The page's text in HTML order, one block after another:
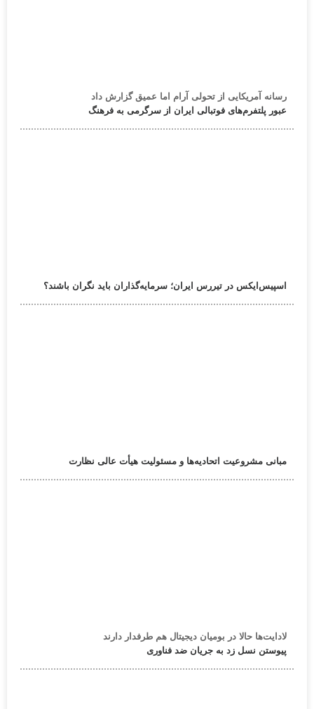
رسانه آمریکایی از تحولی آرام اما عمیق گزارش داد
عبور پلتفرم‌های فوتبالی ایران از سرگرمی به فرهنگ
اسپیس‌ایکس در تیررس ایران؛ سرمایه‌گذاران باید نگران باشند؟
مبانی مشروعیت اتحادیه‌ها و مسئولیت هیأت عالی نظارت
لادایت‌ها حالا در بومیان دیجیتال هم طرفدار دارند
پیوستن نسل زد به جریان ضد فناوری